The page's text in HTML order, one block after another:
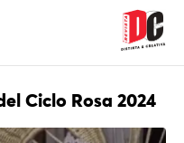
Ciclo Rosa 2024